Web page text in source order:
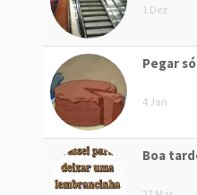
1 Dez
Pegar
4 Jan
Boa